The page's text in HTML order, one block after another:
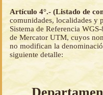
Artículo 4°.- (Listado de
comunidades, localidades y
Sistema de Referencia
de Mercator UTM, cuyos
no modifican la
siguiente detalle: